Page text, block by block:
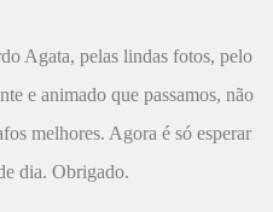
Agata, pelas lindas fotos, pelo
e animado que passamos, não
melhores. Agora é só esperar
dia. Obrigado.